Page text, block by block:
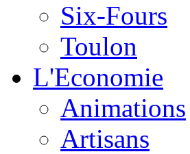
Six-Fours
Toulon
L'Economie
Animations
Artisans